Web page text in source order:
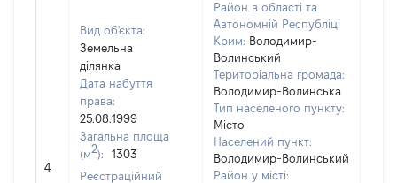
4
Вид об'єкта:
Земельна
ділянка
Дата набуття
права:
25.08.1999
Загальна площа
(м2):
1303
Реєстраційний
Район в області та
Автономній Республіці
Крим: Володимир-
Волинський
Територіальна громада:
Володимир-Волинська
Тип населеного пункту:
Місто
Населений пункт:
Володимир-Волинський
Район у місті: